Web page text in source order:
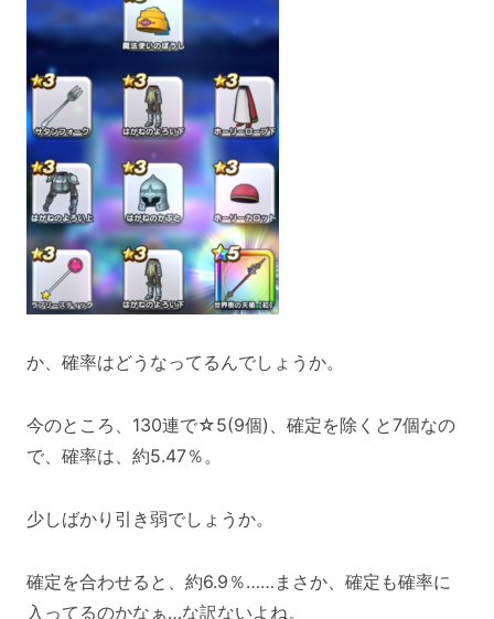
か、確率はどうなってるんでしょうか。
今のところ、130連で☆5(9個)、確定を除くと7個なの
で、確率は、約5.47％。
少しばかり引き弱でしょうか。
確定を合わせると、約6.9％……まさか、確定も確率に
入ってるのかなぁ…な訳ないよね。